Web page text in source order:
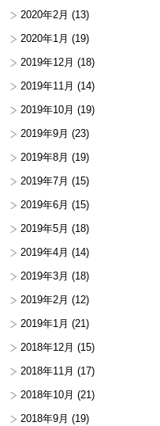
2020年2月 (13)
2020年1月 (19)
2019年12月 (18)
2019年11月 (14)
2019年10月 (19)
2019年9月 (23)
2019年8月 (19)
2019年7月 (15)
2019年6月 (15)
2019年5月 (18)
2019年4月 (14)
2019年3月 (18)
2019年2月 (12)
2019年1月 (21)
2018年12月 (15)
2018年11月 (17)
2018年10月 (21)
2018年9月 (19)